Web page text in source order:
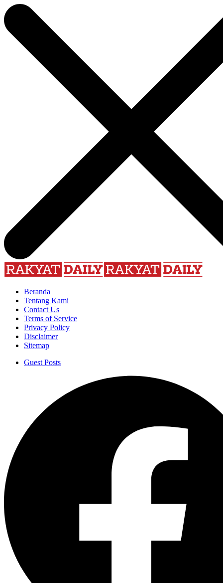
Beranda
Tentang Kami
Contact Us
Terms of Service
Privacy Policy
Disclaimer
Sitemap
Guest Posts